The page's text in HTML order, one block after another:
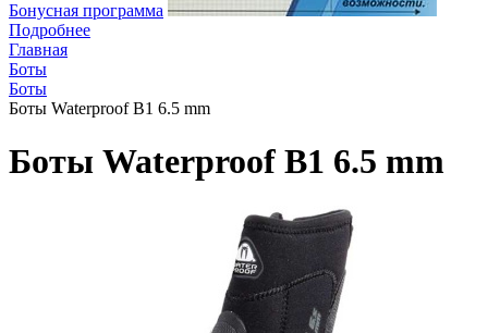
Бонусная программа
Подробнее
Главная
Боты
Боты
Боты Waterproof B1 6.5 mm
Боты Waterproof B1 6.5 mm